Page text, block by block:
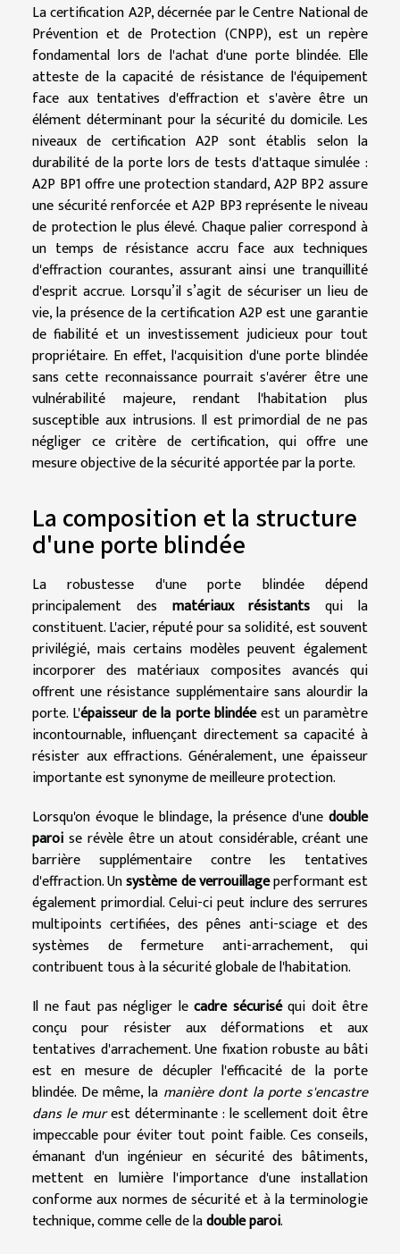
La certification A2P, décernée par le Centre National de
Prévention et de Protection (CNPP), est un repère
fondamental lors de l'achat d'une porte blindée. Elle
atteste de la capacité de résistance de l'équipement
face aux tentatives d'effraction et s'avère être un
élément déterminant pour la sécurité du domicile. Les
niveaux de certification A2P sont établis selon la
durabilité de la porte lors de tests d'attaque simulée :
A2P BP1 offre une protection standard, A2P BP2 assure
une sécurité renforcée et A2P BP3 représente le niveau
de protection le plus élevé. Chaque palier correspond à
un temps de résistance accru face aux techniques
d'effraction courantes, assurant ainsi une tranquillité
d'esprit accrue. Lorsqu’il s’agit de sécuriser un lieu de
vie, la présence de la certification A2P est une garantie
de fiabilité et un investissement judicieux pour tout
propriétaire. En effet, l'acquisition d'une porte blindée
sans cette reconnaissance pourrait s'avérer être une
vulnérabilité majeure, rendant l'habitation plus
susceptible aux intrusions. Il est primordial de ne pas
négliger ce critère de certification, qui offre une
mesure objective de la sécurité apportée par la porte.
La composition et la structure
d'une porte blindée
La robustesse d'une porte blindée dépend
principalement des matériaux résistants qui la
constituent. L'acier, réputé pour sa solidité, est souvent
privilégié, mais certains modèles peuvent également
incorporer des matériaux composites avancés qui
offrent une résistance supplémentaire sans alourdir la
porte. L'épaisseur de la porte blindéeest un paramètre
incontournable, influençant directement sa capacité à
résister aux effractions. Généralement, une épaisseur
importante est synonyme de meilleure protection.
Lorsqu'on évoque le blindage, la présence d'une double
paroi se révèle être un atout considérable, créant une
barrière supplémentaire contre les tentatives
d'effraction. Unsystème de verrouillageperformant est
également primordial. Celui-ci peut inclure des serrures
multipoints certifiées, des pênes anti-sciage et des
systèmes de fermeture anti-arrachement, qui
contribuent tous à la sécurité globale de l'habitation.
Il ne faut pas négliger le cadre sécuriséqui doit être
conçu pour résister aux déformations et aux
tentatives d'arrachement. Une fixation robuste au bâti
est en mesure de décupler l'efficacité de la porte
blindée. De même, la manière dont la porte s'encastre
dans le murest déterminante : le scellement doit être
impeccable pour éviter tout point faible. Ces conseils,
émanant d'un ingénieur en sécurité des bâtiments,
mettent en lumière l'importance d'une installation
conforme aux normes de sécurité et à la terminologie
technique, comme celle de ladouble paroi.